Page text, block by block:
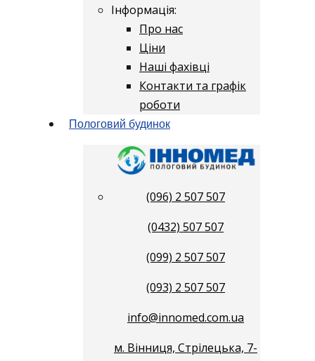
Інформація:
Про нас
Ціни
Наші фахівці
Контакти та графік
роботи
Пологовий будинок
(096) 2 507 507
(0432) 507 507
(099) 2 507 507
(093) 2 507 507
info@innomed.com.ua
м. Вінниця, Стрілецька, 7-